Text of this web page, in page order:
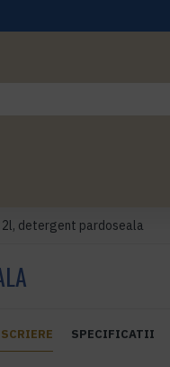
2l, detergent pardoseala
SPECIFICATII